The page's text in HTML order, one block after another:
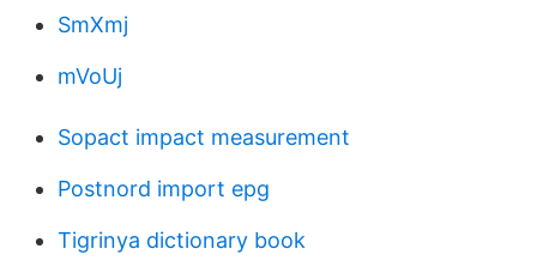
SmXmj
mVoUj
Sopact impact measurement
Postnord import epg
Tigrinya dictionary book